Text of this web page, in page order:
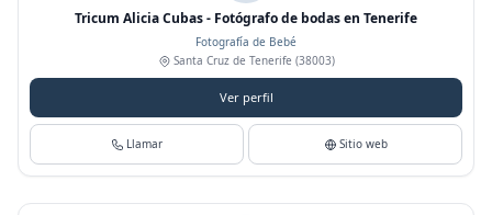
Tricum Alicia Cubas - Fotógrafo de bodas en Tenerife
Fotografía de Bebé
Santa Cruz de Tenerife (38003)
Ver perfil
Llamar Sitio web